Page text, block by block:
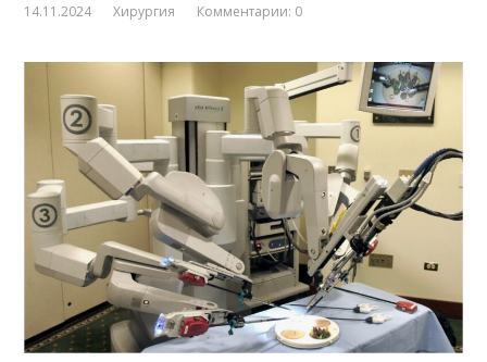
14.11.2024 Хирургия Комментарии: 0